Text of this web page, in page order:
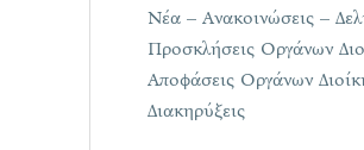
Νέα – Ανακοινώσεις –
Προσκλήσεις Οργάνων
Αποφάσεις Οργάνων
Διακηρύξεις